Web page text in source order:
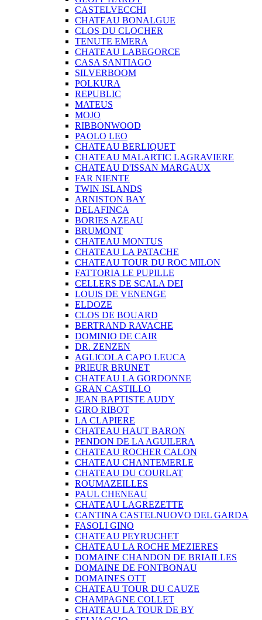
CASTELVECCHI
CHATEAU BONALGUE
CLOS DU CLOCHER
TENUTE EMERA
CHATEAU LABEGORCE
CASA SANTIAGO
SILVERBOOM
POLKURA
REPUBLIC
MATEUS
MOJO
RIBBONWOOD
PAOLO LEO
CHATEAU BERLIQUET
CHATEAU MALARTIC LAGRAVIERE
CHATEAU D'ISSAN MARGAUX
FAR NIENTE
TWIN ISLANDS
ARNISTON BAY
DELAFINCA
BORIES AZEAU
BRUMONT
CHATEAU MONTUS
CHATEAU LA PATACHE
CHATEAU TOUR DU ROC MILON
FATTORIA LE PUPILLE
CELLERS DE SCALA DEI
LOUIS DE VENENGE
ELDOZE
CLOS DE BOUARD
BERTRAND RAVACHE
DOMINIO DE CAIR
DR. ZENZEN
AGLICOLA CAPO LEUCA
PRIEUR BRUNET
CHATEAU LA GORDONNE
GRAN CASTILLO
JEAN BAPTISTE AUDY
GIRO RIBOT
LA CLAPIERE
CHATEAU HAUT BARON
PENDON DE LA AGUILERA
CHATEAU ROCHER CALON
CHATEAU CHANTEMERLE
CHATEAU DU COURLAT
ROUMAZEILLES
PAUL CHENEAU
CHATEAU LAGREZETTE
CANTINA CASTELNUOVO DEL GARDA
FASOLI GINO
CHATEAU PEYRUCHET
CHATEAU LA ROCHE MEZIERES
DOMAINE CHANDON DE BRIAILLES
DOMAINE DE FONTBONAU
DOMAINES OTT
CHATEAU TOUR DU CAUZE
CHAMPAGNE COLLET
CHATEAU LA TOUR DE BY